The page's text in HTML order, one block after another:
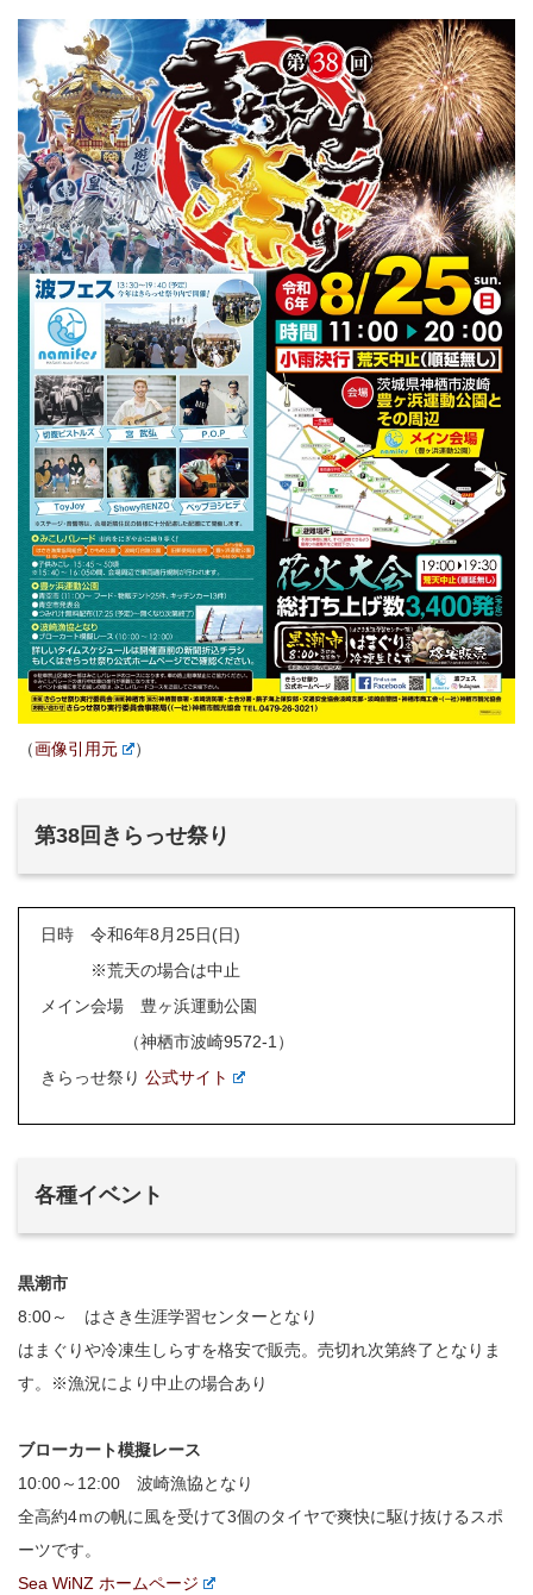
（画像引用元 ）
第38回きらっせ祭り
日時 令和6年8月25日(日)
※荒天の場合は中止
メイン会場 豊ヶ浜運動公園
（神栖市波崎9572-1）
きらっせ祭り公式サイト
各種イベント
黒潮市
8:00～ はさき生涯学習センターとなり
はまぐりや冷凍生しらすを格安で販売。売切れ次第終了となりま
す。※漁況により中止の場合あり
ブローカート模擬レース
10:00～12:00 波崎漁協となり
全高約4ｍの帆に風を受けて3個のタイヤで爽快に駆け抜けるスポ
ーツです。
Sea WiNZ ホームページ